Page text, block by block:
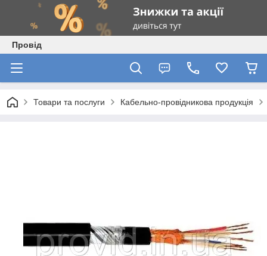
Провід
Товари та послуги Кабельно-провідникова продукція